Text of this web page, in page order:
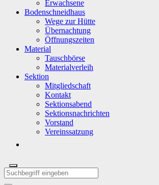
Erwachsene
Bodenschneidhaus
Wege zur Hütte
Übernachtung
Öffnungszeiten
Material
Tauschbörse
Materialverleih
Sektion
Mitgliedschaft
Kontakt
Sektionsabend
Sektionsnachrichten
Vorstand
Vereinssatzung